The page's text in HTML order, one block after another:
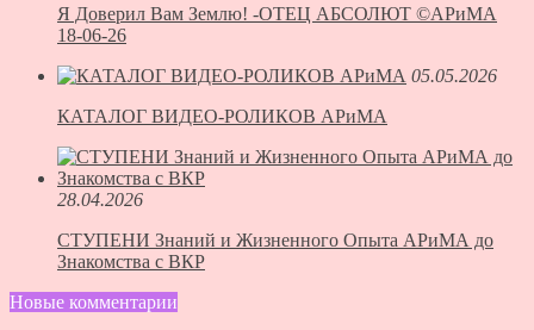
Я Доверил Вам Землю! -ОТЕЦ АБСОЛЮТ ©АРиМА
18-06-26
05.05.2026
КАТАЛОГ ВИДЕО-РОЛИКОВ АРиМА
28.04.2026
СТУПЕНИ Знаний и Жизненного Опыта АРиМА до
Знакомства с ВКР
Новые комментарии